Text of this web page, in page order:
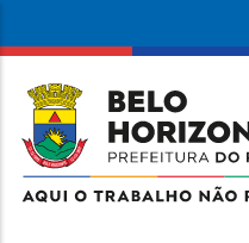
conteúdo
principal
da
Prefeitura
de